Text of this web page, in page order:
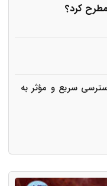
کرد؟
سریع و مؤثر به